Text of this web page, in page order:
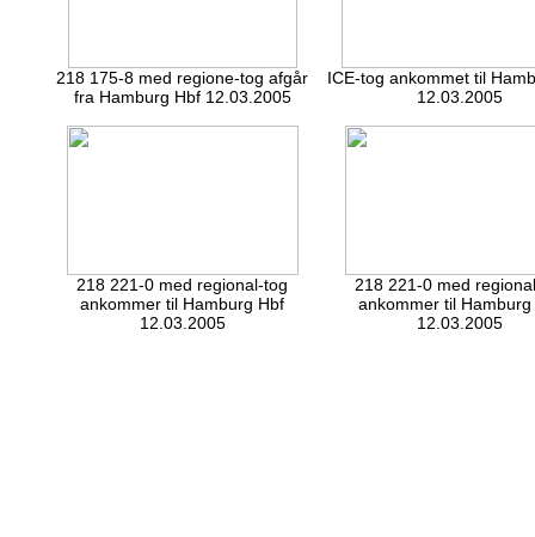
218 175-8 med regione-tog afgår
fra Hamburg Hbf 12.03.2005
ICE-tog ankommet til
12.03.2005
218 221-0 med regional-tog
ankommer til Hamburg Hbf
12.03.2005
218 221-0 med
ankommer til Hamburg
12.03.2005